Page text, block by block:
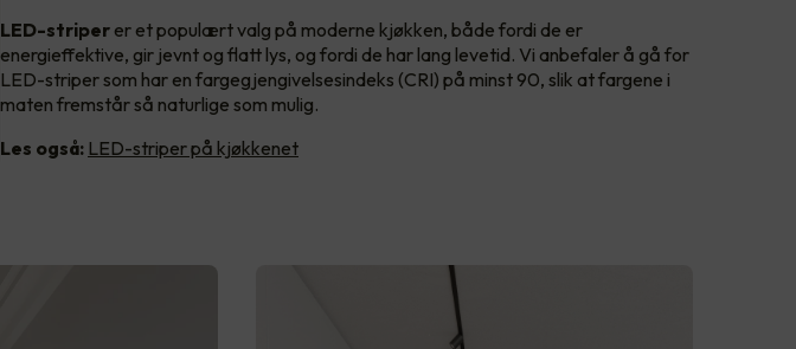
LED-striper er et populært valg på moderne kjøkken, både fordi de er
energieffektive, gir jevnt og flatt lys, og fordi de har lang levetid. Vi anbefaler å gå for
LED-striper som har en fargegjengivelsesindeks (CRI) på minst 90, slik at fargene i
maten fremstår så naturlige som mulig.
Les også: LED-striper på kjøkkenet